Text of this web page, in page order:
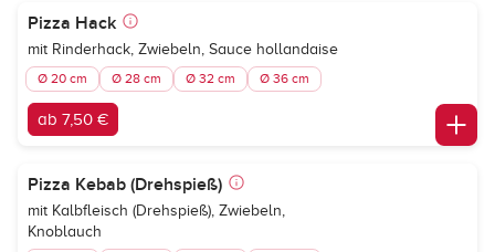
Pizza Hack
mit Rinderhack, Zwiebeln, Sauce hollandaise
Ø 20 cm Ø 28 cm Ø 32 cm Ø 36 cm
ab 7,50 €
Pizza Kebab (Drehspieß)
mit Kalbfleisch (Drehspieß), Zwiebeln,
Knoblauch